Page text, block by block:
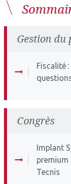
Gestion
Fiscalité
Congrès
Implant
premium
Tecnis